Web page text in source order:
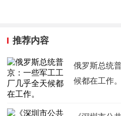
推荐内容
俄罗斯总统
候都在工作。